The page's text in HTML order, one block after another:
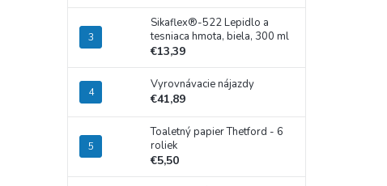
Sikaflex®-522 Lepidlo a
tesniaca hmota, biela, 300 ml
€13,39
Vyrovnávacie nájazdy
€41,89
Toaletný papier Thetford - 6
roliek
€5,50